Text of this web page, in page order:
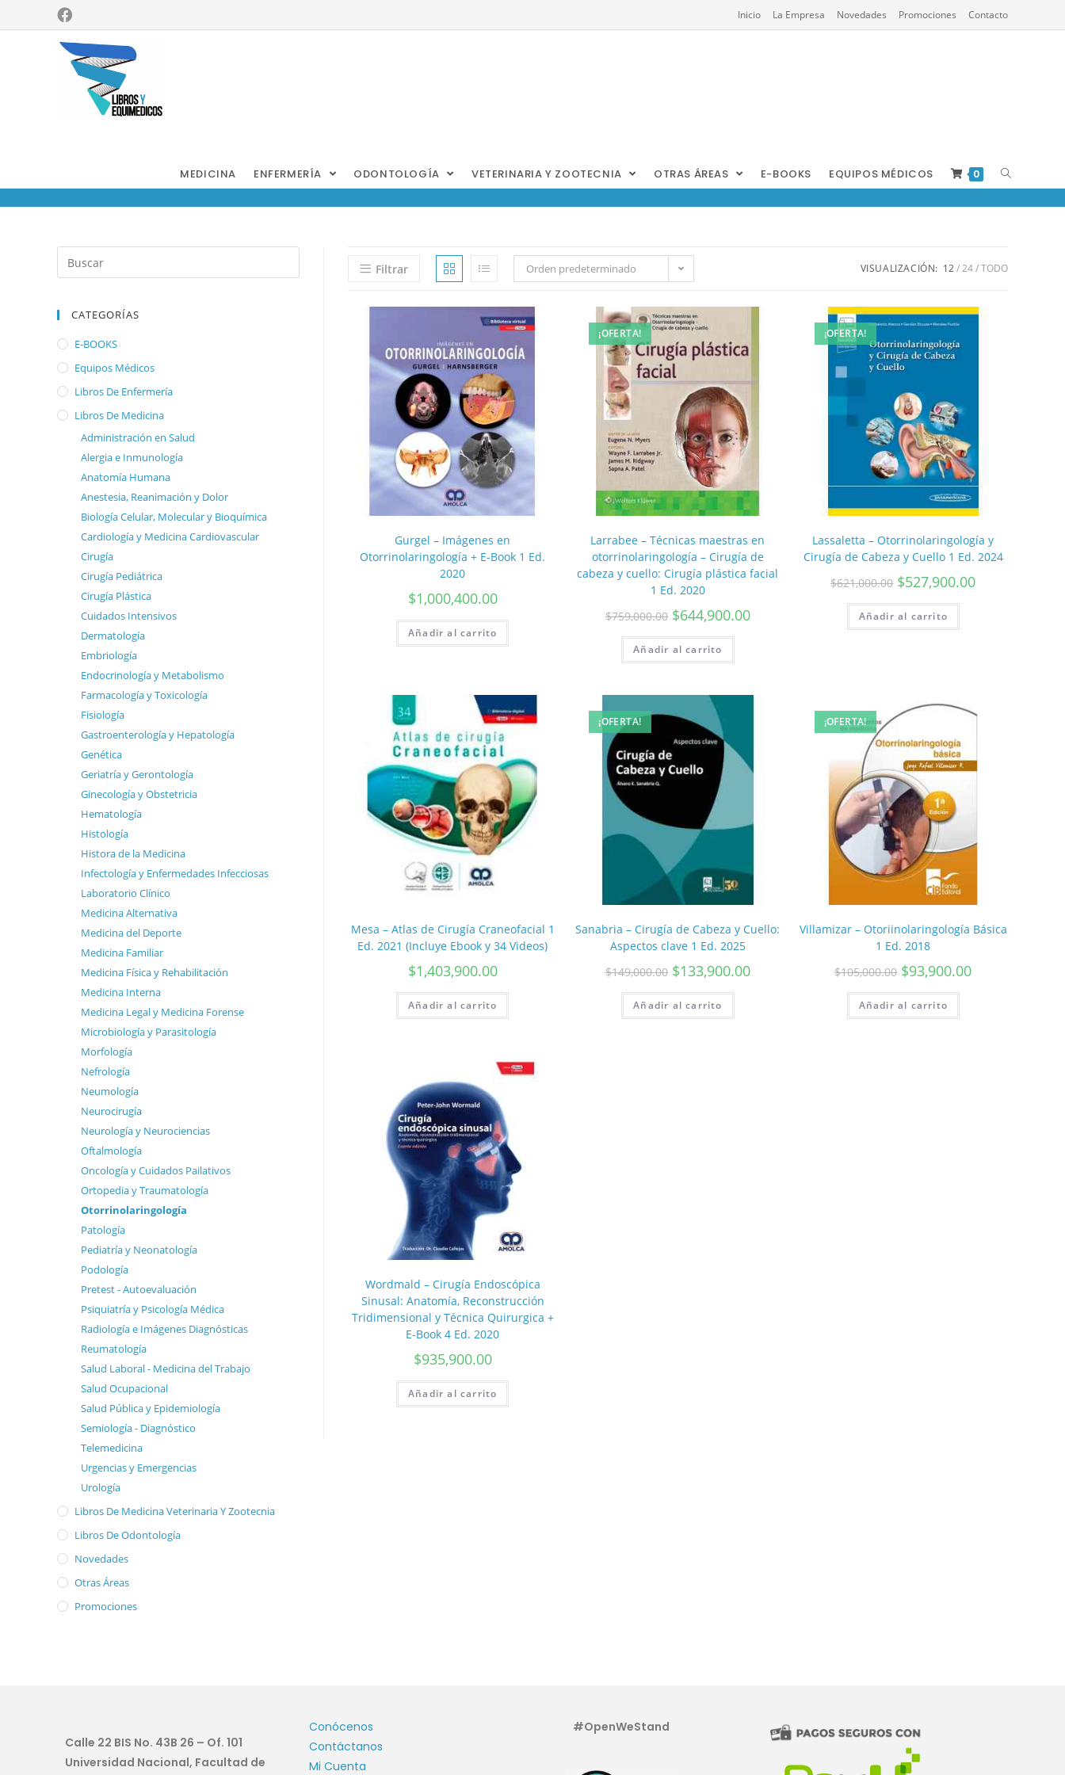
Inicio La Empresa Novedades Promociones Contacto
MEDICINA ENFERMERÍA ODONTOLOGÍA VETERINARIA Y ZOOTECNIA OTRAS ÁREAS E-BOOKS EQUIPOS MÉDICOS 0
Filtrar Orden predeterminado VISUALIZACIÓN: 12 24 TODO
Gurgel – Imágenes en
Otorrinolaringología + E-Book 1 Ed.
2020
$1,000,400.00
Añadir al carrito
¡OFERTA!
Larrabee – Técnicas maestras en
otorrinolaringología – Cirugía de
cabeza y cuello: Cirugía plástica facial
1 Ed. 2020
$759,000.00 $644,900.00
Añadir al carrito
¡OFERTA!
Lassaletta – Otorrinolaringología y
Cirugía de Cabeza y Cuello 1 Ed. 2024
$621,000.00 $527,900.00
Añadir al carrito
Mesa – Atlas de Cirugía Craneofacial 1
Ed. 2021 (Incluye Ebook y 34 Videos)
$1,403,900.00
Añadir al carrito
¡OFERTA!
Sanabria – Cirugía de Cabeza y Cuello:
Aspectos clave 1 Ed. 2025
$149,000.00 $133,900.00
Añadir al carrito
¡OFERTA!
Villamizar – Otoriinolaringología Básica
1 Ed. 2018
$105,000.00 $93,900.00
Añadir al carrito
Wordmald – Cirugía Endoscópica
Sinusal: Anatomía, Reconstrucción
Tridimensional y Técnica Quirurgica +
E-Book 4 Ed. 2020
$935,900.00
Añadir al carrito
CATEGORÍAS
E-BOOKS
Equipos Médicos
Libros De Enfermería
Libros De Medicina
Administración en Salud
Alergia e Inmunología
Anatomía Humana
Anestesia, Reanimación y Dolor
Biología Celular, Molecular y Bioquímica
Cardiología y Medicina Cardiovascular
Cirugía
Cirugía Pediátrica
Cirugía Plástica
Cuidados Intensivos
Dermatología
Embriología
Endocrinología y Metabolismo
Farmacología y Toxicología
Fisiología
Gastroenterología y Hepatología
Genética
Geriatría y Gerontología
Ginecología y Obstetricia
Hematología
Histología
Histora de la Medicina
Infectología y Enfermedades Infecciosas
Laboratorio Clínico
Medicina Alternativa
Medicina del Deporte
Medicina Familiar
Medicina Física y Rehabilitación
Medicina Interna
Medicina Legal y Medicina Forense
Microbiología y Parasitología
Morfología
Nefrología
Neumología
Neurocirugía
Neurología y Neurociencias
Oftalmología
Oncología y Cuidados Pailativos
Ortopedia y Traumatología
Otorrinolaringología
Patología
Pediatría y Neonatología
Podología
Pretest - Autoevaluación
Psiquiatría y Psicología Médica
Radiología e Imágenes Diagnósticas
Reumatología
Salud Laboral - Medicina del Trabajo
Salud Ocupacional
Salud Pública y Epidemiología
Semiología - Diagnóstico
Telemedicina
Urgencias y Emergencias
Urología
Libros De Medicina Veterinaria Y Zootecnia
Libros De Odontología
Novedades
Otras Áreas
Promociones
Calle 22 BIS No. 43B 26 – Of. 101
Universidad Nacional, Facultad de
Conócenos
Contáctanos
Mi Cuenta
#OpenWeStand